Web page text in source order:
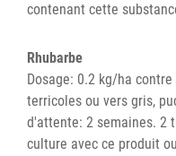
contenant cette
Rhubarbe
Dosage: 0.2 kg/ha
terricoles ou vers gris,
d'attente: 2 semaines. 2
culture avec ce produit